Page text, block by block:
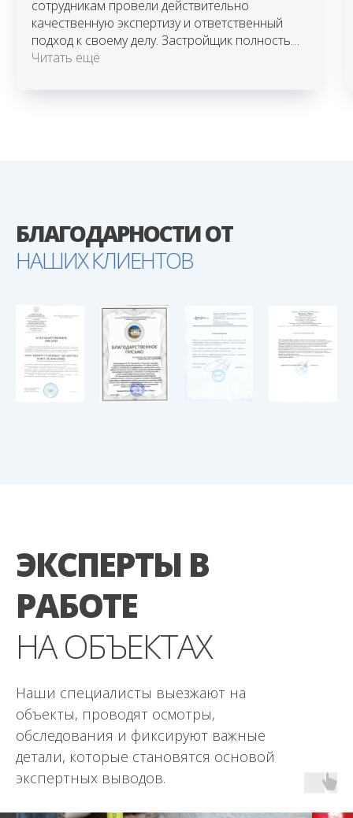
сотрудникам провели действительно
качественную экспертизу и ответственный
подход к своему делу. Застройщик полностью
отказывался от своих обязательств по
Читать ещё
БЛАГОДАРНОСТИ ОТ
НАШИХ КЛИЕНТОВ
ЭКСПЕРТЫ В
РАБОТЕ
НА ОБЪЕКТАХ
Наши специалисты выезжают на
объекты, проводят осмотры,
обследования и фиксируют важные
детали, которые становятся основой
экспертных выводов.